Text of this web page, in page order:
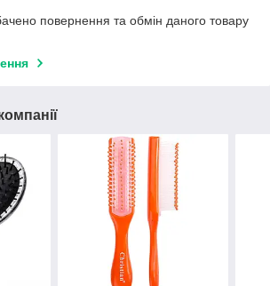
повернення та обмін даного товару